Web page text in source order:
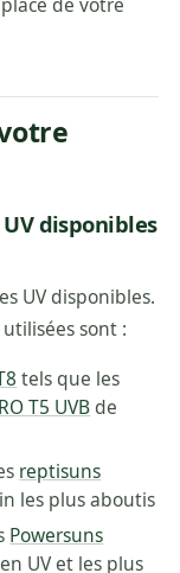
disponibles
UV disponibles.
sont :
tels que les
T5 UVBde
reptisuns
les plus aboutis
Powersuns
UV et les plus